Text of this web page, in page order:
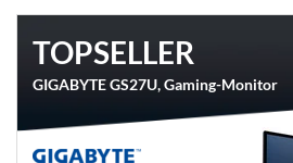
TOPSELLER
GIGABYTE GS27U, Gaming-Monitor